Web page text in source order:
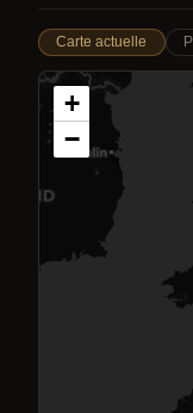
Carte actuelle
+
−